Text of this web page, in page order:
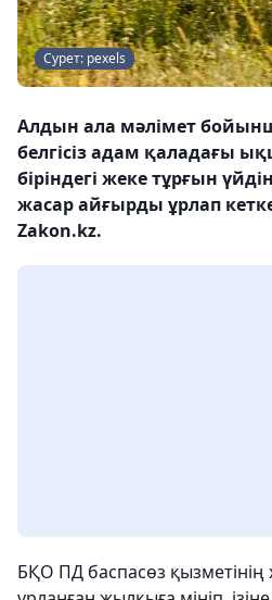
Сурет: pexels
Алдын ала мәлімет
белгісіз адам қаладағы
біріндегі жеке тұрғын
жасар айғырды ұрлап
Zakon.kz.
БҚО ПД баспасөз қызметінің